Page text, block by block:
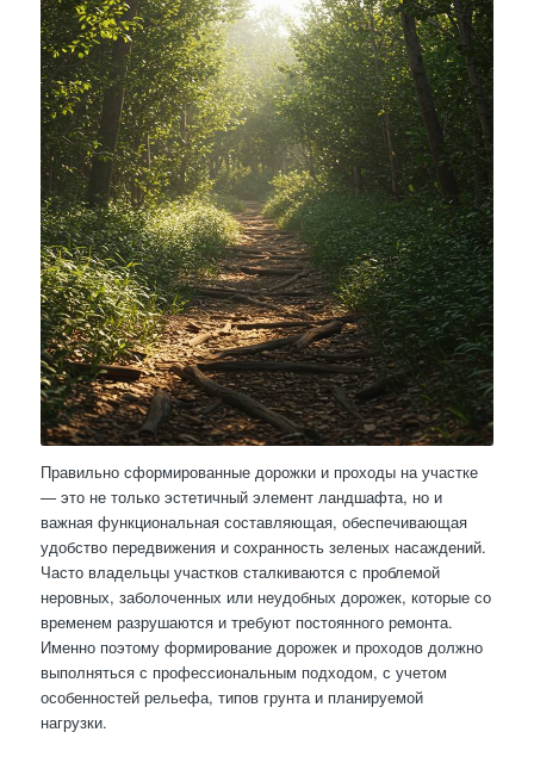
Правильно сформированные дорожки и проходы на участке
— это не только эстетичный элемент ландшафта, но и
важная функциональная составляющая, обеспечивающая
удобство передвижения и сохранность зеленых насаждений.
Часто владельцы участков сталкиваются с проблемой
неровных, заболоченных или неудобных дорожек, которые со
временем разрушаются и требуют постоянного ремонта.
Именно поэтому формирование дорожек и проходов должно
выполняться с профессиональным подходом, с учетом
особенностей рельефа, типов грунта и планируемой
нагрузки.